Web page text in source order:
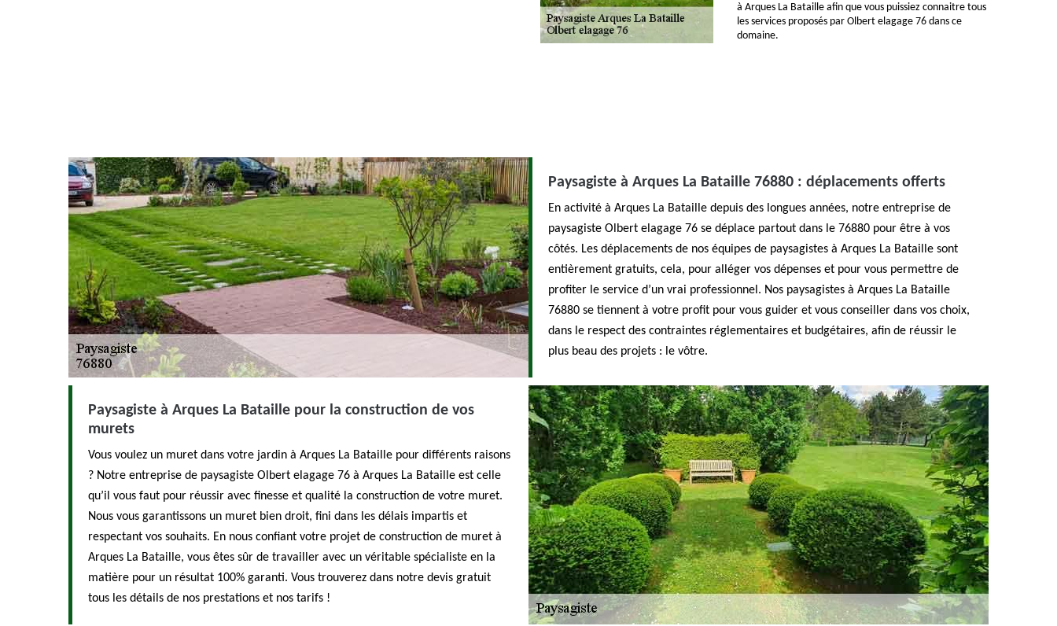
à Arques La Bataille afin que vous puissiez connaitre tous
les services proposés par Olbert elagage 76 dans ce
domaine.
Paysagiste à Arques La Bataille 76880 : déplacements offerts
En activité à Arques La Bataille depuis des longues années, notre entreprise de
paysagiste Olbert elagage 76 se déplace partout dans le 76880 pour être à vos
côtés. Les déplacements de nos équipes de paysagistes à Arques La Bataille sont
entièrement gratuits, cela, pour alléger vos dépenses et pour vous permettre de
profiter le service d’un vrai professionnel. Nos paysagistes à Arques La Bataille
76880 se tiennent à votre profit pour vous guider et vous conseiller dans vos choix,
dans le respect des contraintes réglementaires et budgétaires, afin de réussir le
plus beau des projets : le vôtre.
Paysagiste à Arques La Bataille pour la construction de vos
murets
Vous voulez un muret dans votre jardin à Arques La Bataille pour différents raisons
? Notre entreprise de paysagiste Olbert elagage 76 à Arques La Bataille est celle
qu’il vous faut pour réussir avec finesse et qualité la construction de votre muret.
Nous vous garantissons un muret bien droit, fini dans les délais impartis et
respectant vos souhaits. En nous confiant votre projet de construction de muret à
Arques La Bataille, vous êtes sûr de travailler avec un véritable spécialiste en la
matière pour un résultat 100% garanti. Vous trouverez dans notre devis gratuit
tous les détails de nos prestations et nos tarifs !